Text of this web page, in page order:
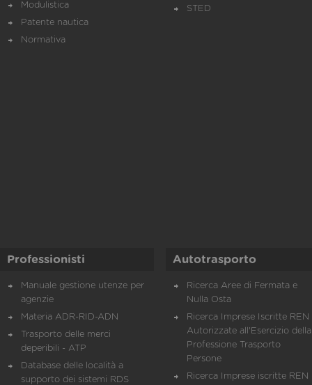
Modulistica
Patente nautica
Normativa
STED
Professionisti
Manuale gestione utenze per
agenzie
Materia ADR-RID-ADN
Trasporto delle merci
deperibili - ATP
Database delle località a
supporto dei sistemi RDS
Autotrasporto
Ricerca Aree di Fermata e
Nulla Osta
Ricerca Imprese Iscritte REN
Autorizzate all'Esercizio della
Professione Trasporto
Persone
Ricerca Imprese iscritte REN